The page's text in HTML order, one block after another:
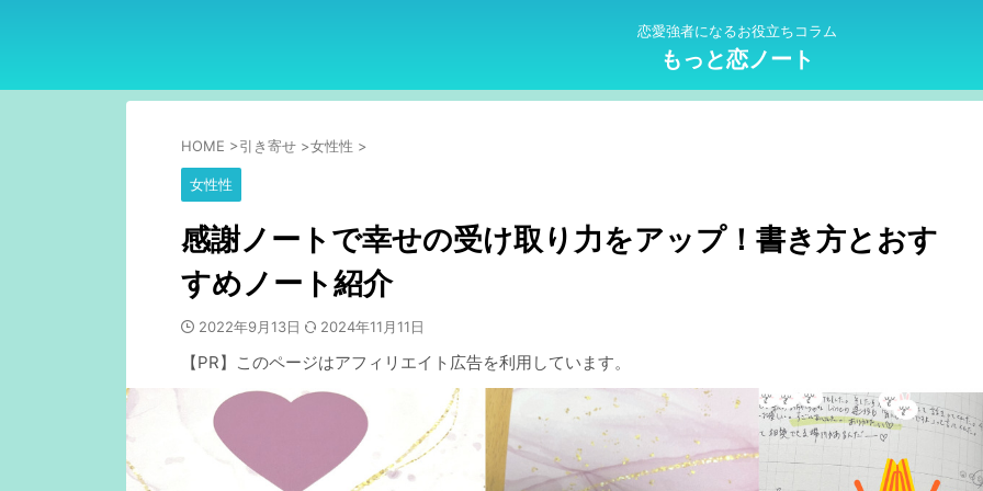
恋愛強者になるお役立ちコラム
もっと恋ノート
HOME >引き寄せ >女性性 >
女性性
感謝ノートで幸せの受け取り力をアップ！書き方とおす
すめノート紹介
2022年9月13日 2024年11月11日
【PR】このページはアフィリエイト広告を利用しています。